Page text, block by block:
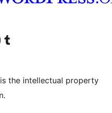
TikToknostru YouTube
Vizitează contul nostru Tumblr
the intellectual property